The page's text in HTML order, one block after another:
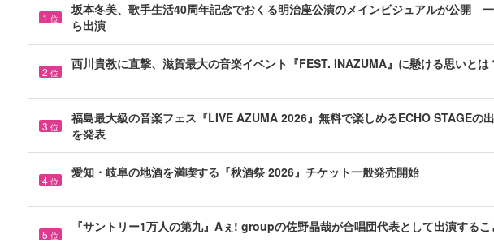
1 位
坂本冬美、歌手生活40周年記念でおくる明治座公演のメインビジュアルが公開
ら出演
2 位
西川貴教に直撃、滋賀最大の音楽イベント『FEST. INAZUMA』に懸ける思いとは
3 位
福島最大級の音楽フェス『LIVE AZUMA 2026』無料で楽しめるECHO STAGEの
を発表
4 位
愛知・岐阜の地酒を満喫する『秋酒祭 2026』チケット一般発売開始
5 位
『サントリー1万人の第九』Aぇ! groupの佐野晶哉が合唱団代表として出演する